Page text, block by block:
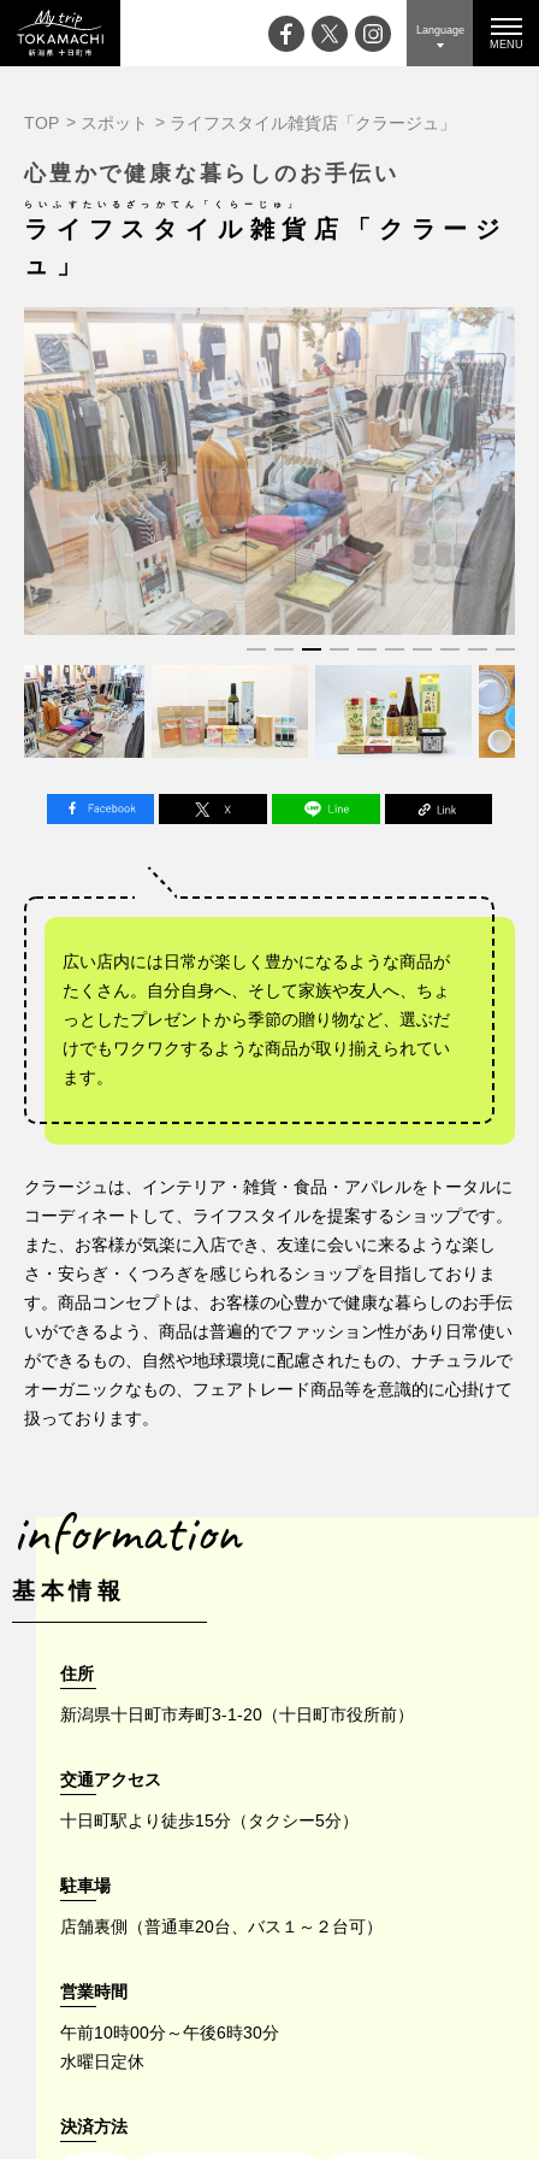
Language
MENU
TOP スポット ライフスタイル雑貨店「クラージュ」
心豊かで健康な暮らしのお手伝い
らいふすたいるざっかてん「くらーじゅ」
ライフスタイル雑貨店「クラージ
ュ」
広い店内には日常が楽しく豊かになるような商品が
たくさん。自分自身へ、そして家族や友人へ、ちょ
っとしたプレゼントから季節の贈り物など、選ぶだ
けでもワクワクするような商品が取り揃えられてい
ます。
クラージュは、インテリア・雑貨・食品・アパレルをトータルに
コーディネートして、ライフスタイルを提案するショップです。
また、お客様が気楽に入店でき、友達に会いに来るような楽し
さ・安らぎ・くつろぎを感じられるショップを目指しておりま
す。商品コンセプトは、お客様の心豊かで健康な暮らしのお手伝
いができるよう、商品は普遍的でファッション性があり日常使い
ができるもの、自然や地球環境に配慮されたもの、ナチュラルで
オーガニックなもの、フェアトレード商品等を意識的に心掛けて
扱っております。
information
基本情報
住所
新潟県十日町市寿町3-1-20（十日町市役所前）
交通アクセス
十日町駅より徒歩15分（タクシー5分）
駐車場
店舗裏側（普通車20台、バス１～２台可）
営業時間
午前10時00分～午後6時30分
水曜日定休
決済方法